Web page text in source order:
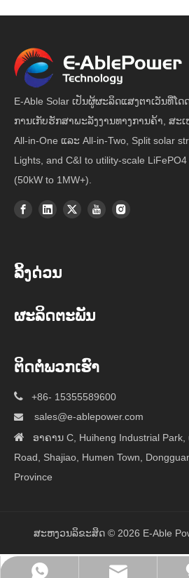
E-Able Solar ເປັນຜູ້ຜະລິດແສງຕາເວັນທີ່ໂ
ການເກັບຮັກສາພະລັງງານທາງການຄ້າ, ສ
All-in-One ແລະ All-in-Two, Split solar
Lights, and C&I to utility-scale
(50kW to 1MW+).
+86-
sales@e-
ລິ້ງດ່ວນ
ຜະລິດຕະພັນ
ຕິດຕໍ່ພວກເຮົາ
 +86- 15355589600

sales@e-ablepower.com
 ອາຄານ C, Huiheng Industrial Park,
Road, Shajiao, Humen Town,
Province
ສະຫງວນລິຂະສິດ © 2026 E-Able